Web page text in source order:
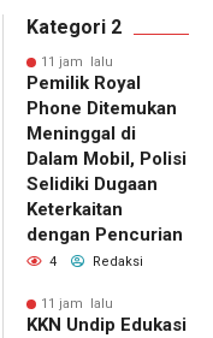
Kategori 2
11 jam lalu
Pemilik Royal
Phone Ditemukan
Meninggal di
Dalam Mobil, Polisi
Selidiki Dugaan
Keterkaitan
dengan Pencurian
4 Redaksi
11 jam lalu
KKN Undip Edukasi